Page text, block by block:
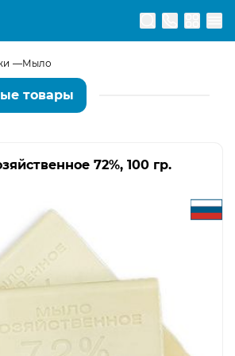
страницу
Мыло
товары
72%, 100 гр.